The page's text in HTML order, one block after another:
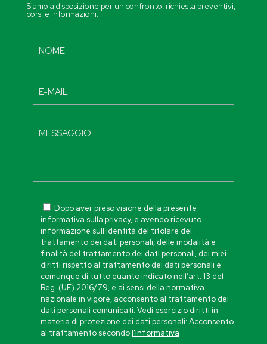
Siamo a disposizione per un confronto, richiesta preventivi,
corsi e informazioni.
Dopo aver preso visione della presente
informativa sulla privacy, e avendo ricevuto
informazione sull’identità del titolare del
trattamento dei dati personali, delle modalità e
finalità del trattamento dei dati personali, dei miei
diritti rispetto al trattamento dei dati personali e
comunque di tutto quanto indicato nell’art. 13 del
Reg. (UE) 2016/79, e ai sensi della normativa
nazionale in vigore, acconsento al trattamento dei
dati personali comunicati. Vedi esercizio diritti in
materia di protezione dei dati personali: Acconsento
al trattamento secondol’informativa